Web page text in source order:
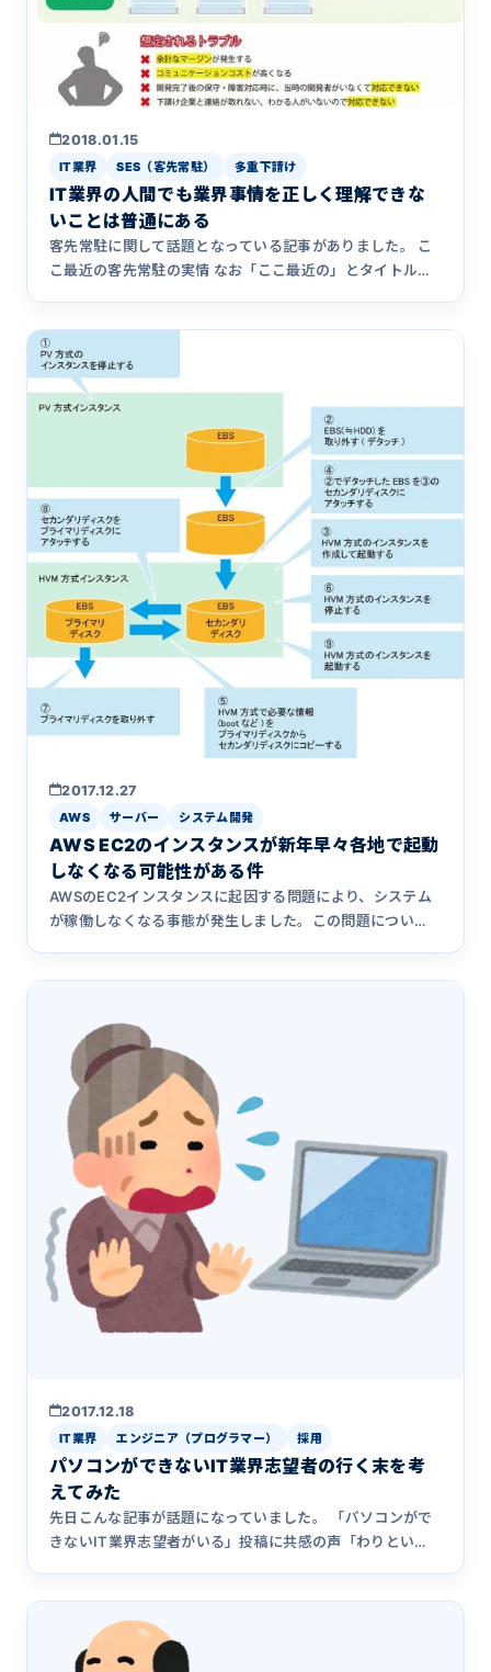
2018.01.15
IT業界 SES（客先常駐） 多重下請け
IT業界の人間でも業界事情を正しく理解できな
いことは普通にある
客先常駐に関して話題となっている記事がありました。 こ
こ最近の客先常駐の実情 なお「ここ最近の」とタイトルに
2017.12.27
AWS サーバー システム開発
AWS EC2のインスタンスが新年早々各地で起動
しなくなる可能性がある件
AWSのEC2インスタンスに起因する問題により、システム
が稼働しなくなる事態が発生しました。この問題につい
2017.12.18
IT業界 エンジニア（プログラマー） 採用
パソコンができないIT業界志望者の行く末を考
えてみた
先日こんな記事が話題になっていました。 「パソコンがで
きないIT業界志望者がいる」投稿に共感の声「わりとい